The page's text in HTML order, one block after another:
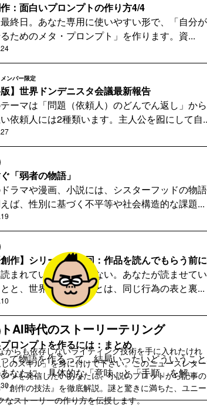
：面白いプロンプトの作り方4/4
終日。あなた専用に使いやすい形で、「自分
ためのメタ・プロンプト」を作ります。資...
ンバー限定
版】世界ドンデニスタ会議最新報告
ーマは「問題（依頼人）のどんでん返し」か
依頼人には2種類います。主人公を囮にして自
「弱者の物語」
ラマや漫画、小説には、シスターフッドの物
ば、性別に基づく不平等や社会構造的な課題...
創作】シリーズ第ニ回：作品を読んでもらう前
まれていないのではない。あなたが読ませて
と、世界へ届けることは、同じ行為の表と裏...
ロンプトを作るには：まとめ
て物語を作るって、結局いったいどういうこ
なたに、具体的な「意味」と「手順」を解...
AI時代のストーリーテリング
がらも依存しないライティング技術を手に入れたけれ
のスキル」を身に付けて下さい。このニュースレター
ツを発信したいあなたに、小説のプロットから記事の
創作の技法』を徹底解説。謎と驚きに満ちた、ユニー
なストーリーの作り方を伝授します。